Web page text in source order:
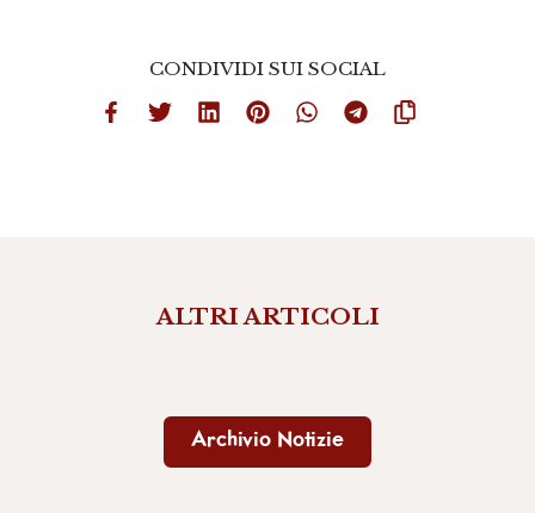
CONDIVIDI SUI SOCIAL
ALTRI ARTICOLI
Archivio Notizie